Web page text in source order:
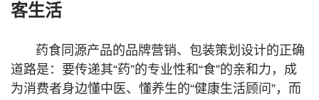
客生活
药食同源产品的品牌营销、包装策划设计的正确
道路是：要传递其“药”的专业性和“食”的亲和力，成
为消费者身边懂中医、懂养生的“健康生活顾问”，而